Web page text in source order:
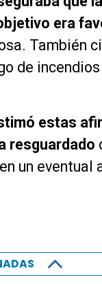
era
También
de
estas
resguardado
un eventual